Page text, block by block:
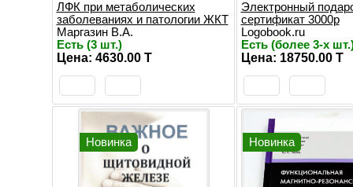
ЛФК при метаболических
заболеваниях и патологии ЖКТ
Маргазин В.А.
Есть (3 шт.)
Цена: 4630.00 T
Электронный
сертификат 3000р
Logobook.ru
Есть (более 3-х
Цена: 18750.00 T
Новинка Новинка